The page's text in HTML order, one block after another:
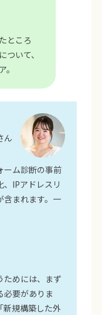
ところ
いて、
ん
ーム診断の事前
IPアドレスリ
含まれます。一
ためには、まず
必要がありま
新規構築した外